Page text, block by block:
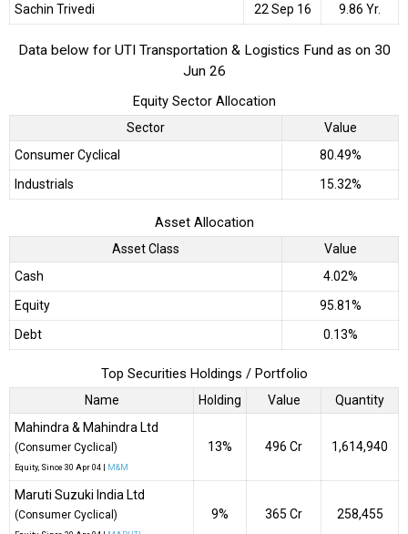
Sachin Trivedi
22 Sep 16 9.86 Yr.
Data below for UTI Transportation & Logistics Fund as on 30
Jun 26
Equity Sector Allocation
Sector
Value
Consumer Cyclical
80.49%
Industrials
15.32%
Asset Allocation
Asset Class
Value
Cash
4.02%
Equity
95.81%
Debt
0.13%
Top Securities Holdings / Portfolio
Name Holding Value
Quantity
Mahindra & Mahindra Ltd
(Consumer Cyclical)
Equity , Since 30 Apr 04 | M&M
13% ₹496 Cr 1,614,940
Maruti Suzuki India Ltd
(Consumer Cyclical) 9% ₹365 Cr 258,455